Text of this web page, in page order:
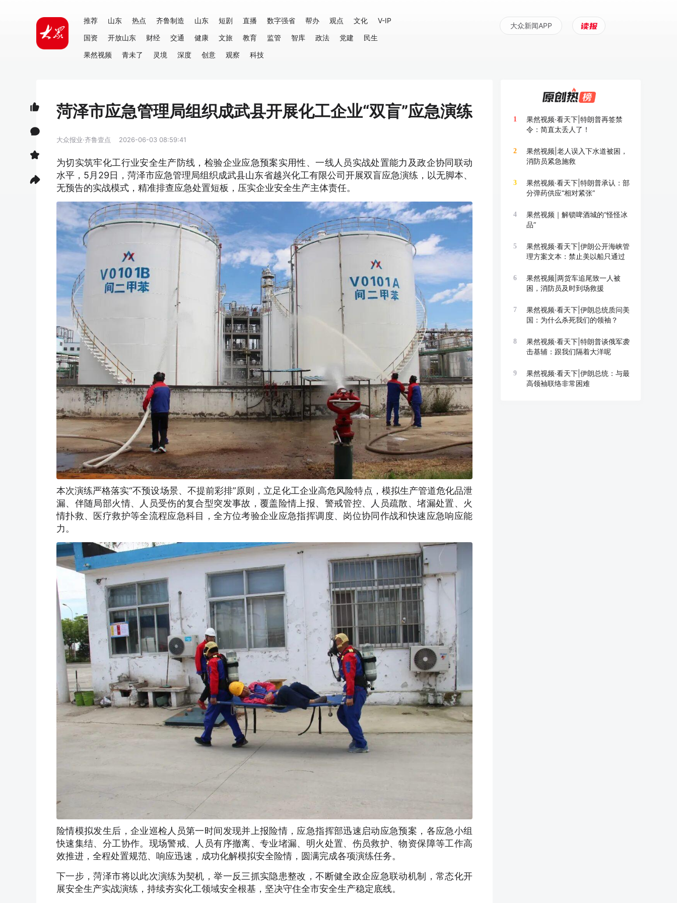
推荐 山东 热点 齐鲁制造 山东 短剧 直播 数字强省 帮办 观点 文化
V-IP
国资
开放山东 财经 交通 健康 文旅 教育 监管 智库 政法 党建
民生
果然视频
青未了 灵境 深度 创意 观察 科技
大众新闻APP
菏泽市应急管理局组织成武县开展化工企业“双盲”应急演练
大众报业·齐鲁壹点 2026-06-03 08:59:41
为切实筑牢化工行业安全生产防线，检验企业应急预案实用性、一线人员实战处置能力及政企协同联动
水平，5月29日，菏泽市应急管理局组织成武县山东省越兴化工有限公司开展双盲应急演练，以无脚本、
无预告的实战模式，精准排查应急处置短板，压实企业安全生产主体责任。
本次演练严格落实“不预设场景、不提前彩排”原则，立足化工企业高危风险特点，模拟生产管道危化品泄
漏、伴随局部火情、人员受伤的复合型突发事故，覆盖险情上报、警戒管控、人员疏散、堵漏处置、火
情扑救、医疗救护等全流程应急科目，全方位考验企业应急指挥调度、岗位协同作战和快速应急响应能
力。
险情模拟发生后，企业巡检人员第一时间发现并上报险情，应急指挥部迅速启动应急预案，各应急小组
快速集结、分工协作。现场警戒、人员有序撤离、专业堵漏、明火处置、伤员救护、物资保障等工作高
效推进，全程处置规范、响应迅速，成功化解模拟安全险情，圆满完成各项演练任务。
下一步，菏泽市将以此次演练为契机，举一反三抓实隐患整改，不断健全政企应急联动机制，常态化开
展安全生产实战演练，持续夯实化工领域安全根基，坚决守住全市安全生产稳定底线。
1
果然视频·看天下|特朗普再签禁
令：简直太丢人了！
2
果然视频|老人误入下水道被困，
消防员紧急施救
3
果然视频·看天下|特朗普承认：部
分弹药供应“相对紧张”
4
果然视频｜解锁啤酒城的“怪怪冰
品”
5
果然视频·看天下|伊朗公开海峡管
理方案文本：禁止美以船只通过
6
果然视频|两货车追尾致一人被
困，消防员及时到场救援
7
果然视频·看天下|伊朗总统质问美
国：为什么杀死我们的领袖？
8
果然视频·看天下|特朗普谈俄军袭
击基辅：跟我们隔着大洋呢
9
果然视频·看天下|伊朗总统：与最
高领袖联络非常困难